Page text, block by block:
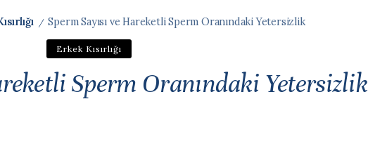
/ Sperm Sayısı ve Hareketli Sperm Oranındaki Yetersizlik
Erkek Kısırlığı
Sperm Oranındaki Yetersizlik